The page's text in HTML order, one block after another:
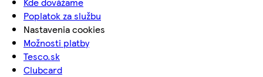
Poplatok za službu
Nastavenia cookies
Možnosti platby
Tesco.sk
Clubcard